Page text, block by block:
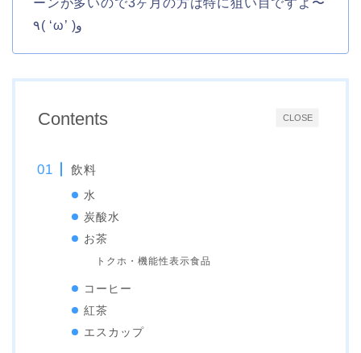
ーンが多いので3ヶ月の方は特に狙い目ですよ〜
٩( ‘ω’ )و
CLOSE
Contents
飲料
水
炭酸水
お茶
トクホ・機能性表示食品
コーヒー
紅茶
エスカップ